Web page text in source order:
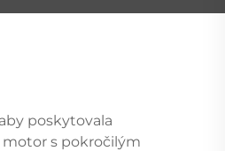
poskytovala
s pokročilým